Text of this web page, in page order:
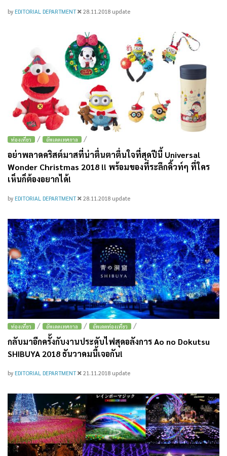
by EDITORIAL DEPARTMENT 28.11.2018 update
ท่องเที่ยว / อัพเดตเทศกาล /
อย่าพลาดคริสต์มาสที่น่าตื่นตาตื่นใจที่สุดปีนี้ Universal
Wonder Christmas 2018 !! พร้อมของที่ระลึกคิ้วท์ๆ ที่ใคร
เห็นก็ต้องอยากได้!
by EDITORIAL DEPARTMENT 28.11.2018 update
ท่องเที่ยว / อัพเดตเทศกาล / อัพเดตท่องเที่ยว /
กลับมาอีกครั้งกับงานประดับไฟสุดอลังการ Ao no Dokutsu
SHIBUYA 2018 ธันวาคมนี้เจอกัน!
by EDITORIAL DEPARTMENT 21.11.2018 update